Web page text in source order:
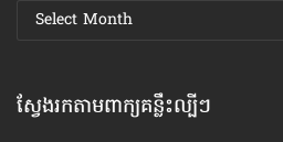
ស្វែងរក
ឯកសារ
ស្វែងរកតាមពាក្យគន្លឹះល្បីៗ